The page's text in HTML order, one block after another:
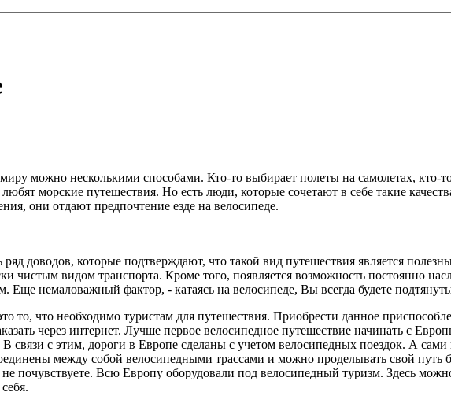
можно несколькими способами. Кто-то выбирает полеты на самолетах, кто-
морские путешествия. Но есть люди, которые сочетают в себе такие
они отдают предпочтение езде на велосипеде.
доводов, которые подтверждают, что такой вид путешествия является
чистым видом транспорта. Кроме того, появляется возможность постоянно
Еще немаловажный фактор, - катаясь на велосипеде, Вы всегда будете
то, что необходимо туристам для путешествия. Приобрести данное
через интернет. Лучше первое велосипедное путешествие начинать с
В связи с этим, дороги в Европе сделаны с учетом велосипедных поездок. А
между собой велосипедными трассами и можно проделывать свой
почувствуете. Всю Европу оборудовали под велосипедный туризм. Здесь